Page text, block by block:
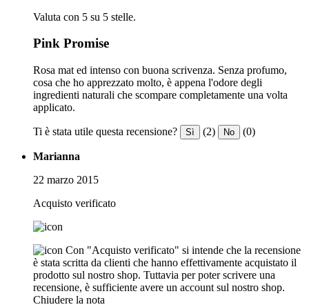
Valuta con 5 su 5 stelle.
Pink Promise
Rosa mat ed intenso con buona scrivenza. Senza profumo,
cosa che ho apprezzato molto, è appena l'odore degli
ingredienti naturali che scompare completamente una volta
applicato.
Ti è stata utile questa recensione? Sì (2) No (0)
Marianna
22 marzo 2015
Acquisto verificato
Con "Acquisto verificato" si intende che la recensione
è stata scritta da clienti che hanno effettivamente acquistato il
prodotto sul nostro shop. Tuttavia per poter scrivere una
recensione, è sufficiente avere un account sul nostro shop.
Chiudere la nota